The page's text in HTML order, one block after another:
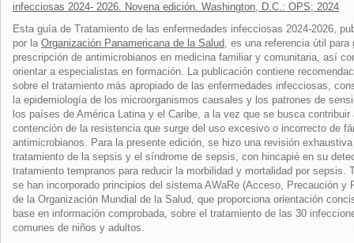
infecciosas 2024- 2026. Novena edición. Washington, D.C.: OPS; 2024
Esta guía de Tratamiento de las enfermedades infecciosas 2024-2026,
por la Organización Panamericana de la Salud, es una referencia útil para
prescripción de antimicrobianos en medicina familiar y comunitaria, así
orientar a especialistas en formación. La publicación contiene
sobre el tratamiento más apropiado de las enfermedades infecciosas,
la epidemiología de los microorganismos causales y los patrones de
los países de América Latina y el Caribe, a la vez que se busca contribuir
contención de la resistencia que surge del uso excesivo o incorrecto de
antimicrobianos. Para la presente edición, se hizo una revisión
tratamiento de la sepsis y el síndrome de sepsis, con hincapié en su
tratamiento tempranos para reducir la morbilidad y mortalidad por sepsis.
se han incorporado principios del sistema AWaRe (Acceso, Precaución y
de la Organización Mundial de la Salud, que proporciona orientación
base en información comprobada, sobre el tratamiento de las 30
comunes de niños y adultos.